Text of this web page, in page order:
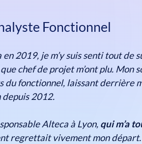
Fonctionnel
2019, je m’y suis senti tout de
chef de projet m’ont plu. Mon
du fonctionnel, laissant derrière
2012.
Alteca à Lyon, qui m’a
regrettait vivement mon départ.